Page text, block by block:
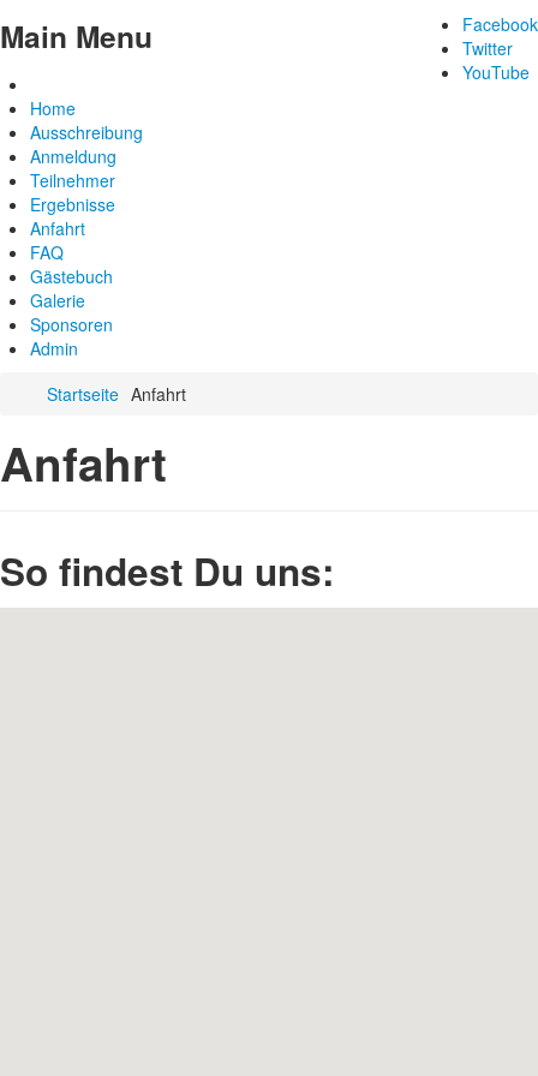
Facebook
Twitter
YouTube
Main Menu
Home
Ausschreibung
Anmeldung
Teilnehmer
Ergebnisse
Anfahrt
FAQ
Gästebuch
Galerie
Sponsoren
Admin
Startseite Anfahrt
Anfahrt
So findest Du uns: